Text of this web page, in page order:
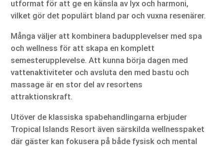
utformat för att ge en känsla av lyx och harmoni,
vilket gör det populärt bland par och vuxna resenärer.
Många väljer att kombinera badupplevelser med spa
och wellness för att skapa en komplett
semesterupplevelse. Att kunna börja dagen med
vattenaktiviteter och avsluta den med bastu och
massage är en stor del av resortens
attraktionskraft.
Utöver de klassiska spabehandlingarna erbjuder
Tropical Islands Resort även särskilda wellnesspaket
där gäster kan fokusera på både fysisk och mental